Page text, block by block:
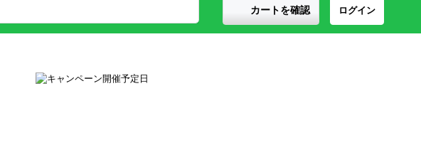
ログイン
カートを確認